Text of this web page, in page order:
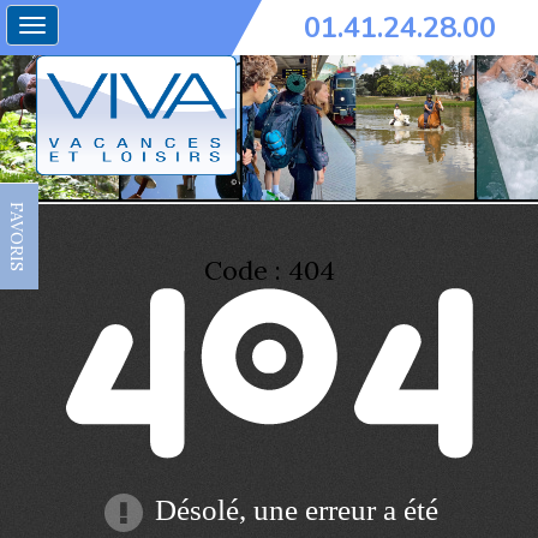
Toggle
navigation
01.41.24.28.00
FAVORIS Code : 404
Désolé, une erreur a été